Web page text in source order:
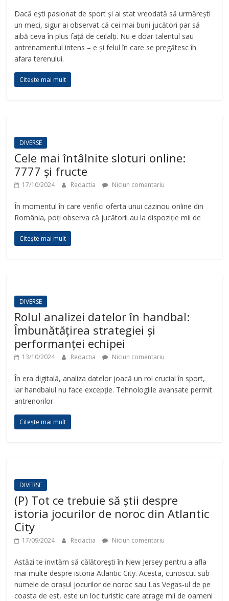
Dacă ești pasionat de sport și ai stat vreodată să urmărești
un meci, sigur ai observat că cei mai buni jucători par să
aibă ceva în plus față de ceilalți. Nu e doar talentul sau
antrenamentul intens – e și felul în care se pregătesc în
afara terenului.
Citește mai mult
DIVERSE
Cele mai întâlnite sloturi online:
7777 și fructe
17/10/2024 Redactia Niciun comentariu
În momentul în care verifici oferta unui cazinou online din
România, poți observa că jucătorii au la dispoziție mii de
Citește mai mult
DIVERSE
Rolul analizei datelor în handbal:
Îmbunătățirea strategiei și
performanței echipei
13/10/2024 Redactia Niciun comentariu
În era digitală, analiza datelor joacă un rol crucial în sport,
iar handbalul nu face excepție. Tehnologiile avansate permit
antrenorilor
Citește mai mult
DIVERSE
(P) Tot ce trebuie să știi despre
istoria jocurilor de noroc din Atlantic
City
17/09/2024 Redactia Niciun comentariu
Astăzi te invităm să călătorești în New Jersey pentru a afla
mai multe despre istoria Atlantic City. Acesta, cunoscut sub
numele de orașul jocurilor de noroc sau Las Vegas-ul de pe
coasta de est, este un loc turistic care atrage mii de oameni